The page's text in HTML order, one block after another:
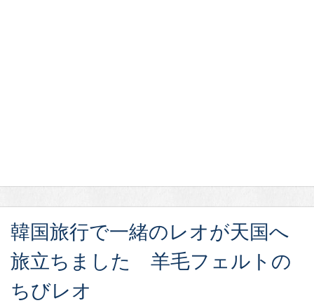
韓国旅行で一緒のレオが天国へ
旅立ちました 羊毛フェルトの
ちびレオ